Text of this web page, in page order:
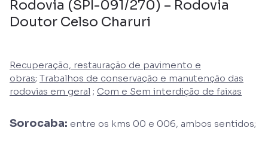
Rodovia (SPI-091/270) – Rodovia
Doutor Celso Charuri
Recuperação, restauração de pavimento e
obras; Trabalhos de conservação e manutenção das
rodovias em geral ; Com e Sem interdição de faixas
Sorocaba: entre os kms 00 e 006, ambos sentidos;